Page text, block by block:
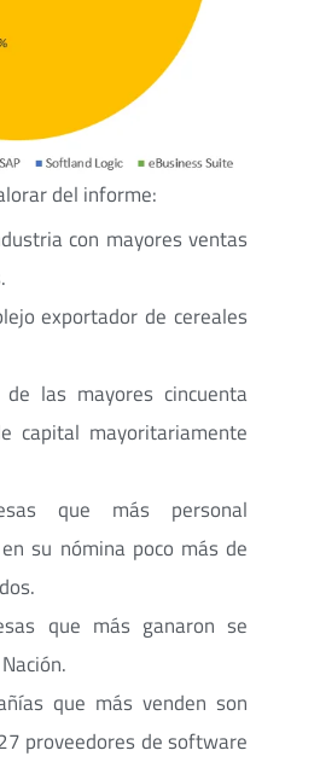
del informe:
con mayores ventas
exportador de cereales
las mayores cincuenta
capital mayoritariamente
que más personal
su nómina poco más de
que más ganaron se
que más venden son
proveedores de software